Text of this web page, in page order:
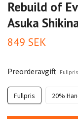
Rebuild of
Asuka
849 SEK
Preorderavgift Fullpris
Fullpris 20%